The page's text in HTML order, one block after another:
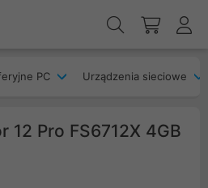
PC Urządzenia sieciowe
12 Pro FS6712X 4GB